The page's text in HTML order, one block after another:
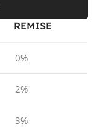
REMISE
0%
2%
3%